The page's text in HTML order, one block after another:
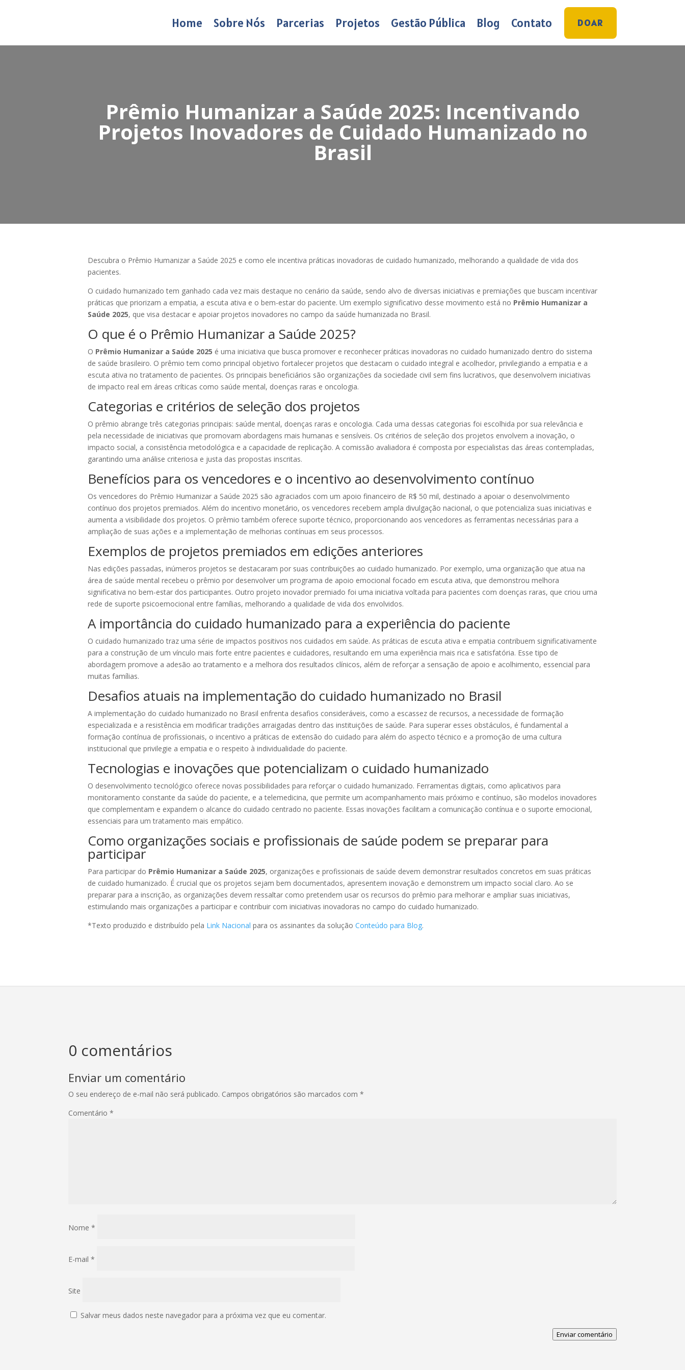
Home Sobre Nós Parcerias Projetos Gestão Pública Blog Contato DOAR
Prêmio Humanizar a Saúde 2025: Incentivando
Projetos Inovadores de Cuidado Humanizado no
Brasil
Descubra o Prêmio Humanizar a Saúde 2025 e como ele incentiva práticas inovadoras de cuidado humanizado, melhorando a qualidade de vida dos
pacientes.
O cuidado humanizado tem ganhado cada vez mais destaque no cenário da saúde, sendo alvo de diversas iniciativas e premiações que buscam incentivar
práticas que priorizam a empatia, a escuta ativa e o bem-estar do paciente. Um exemplo significativo desse movimento está no Prêmio Humanizar a
Saúde 2025, que visa destacar e apoiar projetos inovadores no campo da saúde humanizada no Brasil.
O que é o Prêmio Humanizar a Saúde 2025?
O Prêmio Humanizar a Saúde 2025 é uma iniciativa que busca promover e reconhecer práticas inovadoras no cuidado humanizado dentro do sistema
de saúde brasileiro. O prêmio tem como principal objetivo fortalecer projetos que destacam o cuidado integral e acolhedor, privilegiando a empatia e a
escuta ativa no tratamento de pacientes. Os principais beneficiários são organizações da sociedade civil sem fins lucrativos, que desenvolvem iniciativas
de impacto real em áreas críticas como saúde mental, doenças raras e oncologia.
Categorias e critérios de seleção dos projetos
O prêmio abrange três categorias principais: saúde mental, doenças raras e oncologia. Cada uma dessas categorias foi escolhida por sua relevância e
pela necessidade de iniciativas que promovam abordagens mais humanas e sensíveis. Os critérios de seleção dos projetos envolvem a inovação, o
impacto social, a consistência metodológica e a capacidade de replicação. A comissão avaliadora é composta por especialistas das áreas contempladas,
garantindo uma análise criteriosa e justa das propostas inscritas.
Benefícios para os vencedores e o incentivo ao desenvolvimento contínuo
Os vencedores do Prêmio Humanizar a Saúde 2025 são agraciados com um apoio financeiro de R$ 50 mil, destinado a apoiar o desenvolvimento
contínuo dos projetos premiados. Além do incentivo monetário, os vencedores recebem ampla divulgação nacional, o que potencializa suas iniciativas e
aumenta a visibilidade dos projetos. O prêmio também oferece suporte técnico, proporcionando aos vencedores as ferramentas necessárias para a
ampliação de suas ações e a implementação de melhorias contínuas em seus processos.
Exemplos de projetos premiados em edições anteriores
Nas edições passadas, inúmeros projetos se destacaram por suas contribuições ao cuidado humanizado. Por exemplo, uma organização que atua na
área de saúde mental recebeu o prêmio por desenvolver um programa de apoio emocional focado em escuta ativa, que demonstrou melhora
significativa no bem-estar dos participantes. Outro projeto inovador premiado foi uma iniciativa voltada para pacientes com doenças raras, que criou uma
rede de suporte psicoemocional entre famílias, melhorando a qualidade de vida dos envolvidos.
A importância do cuidado humanizado para a experiência do paciente
O cuidado humanizado traz uma série de impactos positivos nos cuidados em saúde. As práticas de escuta ativa e empatia contribuem significativamente
para a construção de um vínculo mais forte entre pacientes e cuidadores, resultando em uma experiência mais rica e satisfatória. Esse tipo de
abordagem promove a adesão ao tratamento e a melhora dos resultados clínicos, além de reforçar a sensação de apoio e acolhimento, essencial para
muitas famílias.
Desafios atuais na implementação do cuidado humanizado no Brasil
A implementação do cuidado humanizado no Brasil enfrenta desafios consideráveis, como a escassez de recursos, a necessidade de formação
especializada e a resistência em modificar tradições arraigadas dentro das instituições de saúde. Para superar esses obstáculos, é fundamental a
formação contínua de profissionais, o incentivo a práticas de extensão do cuidado para além do aspecto técnico e a promoção de uma cultura
institucional que privilegie a empatia e o respeito à individualidade do paciente.
Tecnologias e inovações que potencializam o cuidado humanizado
O desenvolvimento tecnológico oferece novas possibilidades para reforçar o cuidado humanizado. Ferramentas digitais, como aplicativos para
monitoramento constante da saúde do paciente, e a telemedicina, que permite um acompanhamento mais próximo e contínuo, são modelos inovadores
que complementam e expandem o alcance do cuidado centrado no paciente. Essas inovações facilitam a comunicação contínua e o suporte emocional,
essenciais para um tratamento mais empático.
Como organizações sociais e profissionais de saúde podem se preparar para
participar
Para participar do Prêmio Humanizar a Saúde 2025, organizações e profissionais de saúde devem demonstrar resultados concretos em suas práticas
de cuidado humanizado. É crucial que os projetos sejam bem documentados, apresentem inovação e demonstrem um impacto social claro. Ao se
preparar para a inscrição, as organizações devem ressaltar como pretendem usar os recursos do prêmio para melhorar e ampliar suas iniciativas,
estimulando mais organizações a participar e contribuir com iniciativas inovadoras no campo do cuidado humanizado.
*Texto produzido e distribuído pela Link Nacional para os assinantes da solução Conteúdo para Blog.
0 comentários
Enviar um comentário
O seu endereço de e-mail não será publicado. Campos obrigatórios são marcados com*
Comentário*
Nome*
E-mail*
Site
Salvar meus dados neste navegador para a próxima vez que eu comentar.
Enviar comentário